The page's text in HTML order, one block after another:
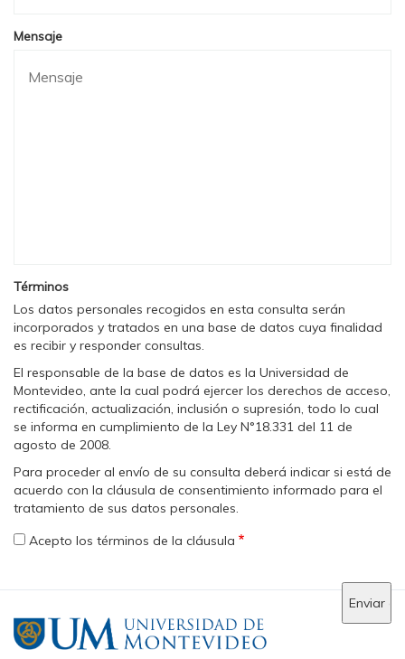
Mensaje
Términos
Los datos personales recogidos en esta consulta serán
incorporados y tratados en una base de datos cuya finalidad
es recibir y responder consultas.
El responsable de la base de datos es la Universidad de
Montevideo, ante la cual podrá ejercer los derechos de acceso,
rectificación, actualización, inclusión o supresión, todo lo cual
se informa en cumplimiento de la Ley N°18.331 del 11 de
agosto de 2008.
Para proceder al envío de su consulta deberá indicar si está de
acuerdo con la cláusula de consentimiento informado para el
tratamiento de sus datos personales.
Acepto los términos de la cláusula